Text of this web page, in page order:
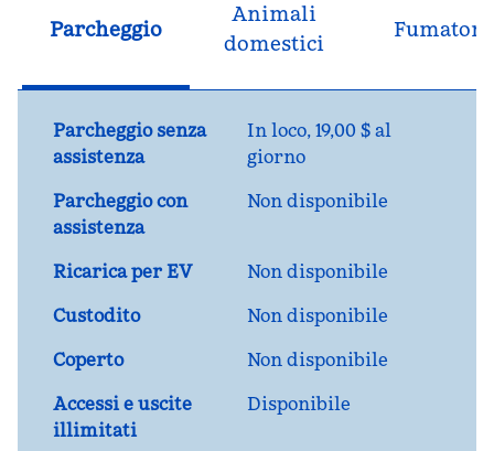
Parcheggio
Animali
domestici
Fumatori
Parcheggio senza
assistenza
In loco, 19,00 $ al
giorno
Parcheggio con
assistenza
Non disponibile
Ricarica per EV
Non disponibile
Custodito
Non disponibile
Coperto
Non disponibile
Accessi e uscite
illimitati
Disponibile